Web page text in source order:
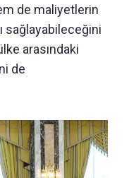
de maliyetlerin
sağlayabileceğini
arasındaki
de